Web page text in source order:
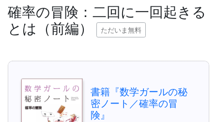
確率の冒険：二回に一回起きる
とは（前編）
ただいま無料
書籍『数学ガールの秘
密ノート／確率の冒
険』